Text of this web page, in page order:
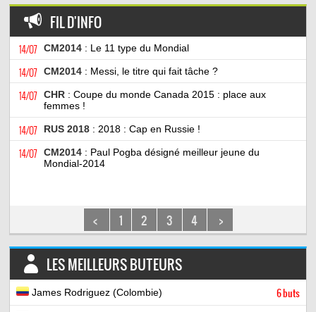
FIL D'INFO
14/07 CM2014 : Le 11 type du Mondial
14/07 CM2014 : Messi, le titre qui fait tâche ?
14/07 CHR : Coupe du monde Canada 2015 : place aux
femmes !
14/07 RUS 2018 : 2018 : Cap en Russie !
14/07 CM2014 : Paul Pogba désigné meilleur jeune du
Mondial-2014
< 1 2 3 4 >
LES MEILLEURS BUTEURS
James Rodriguez (Colombie) 6 buts